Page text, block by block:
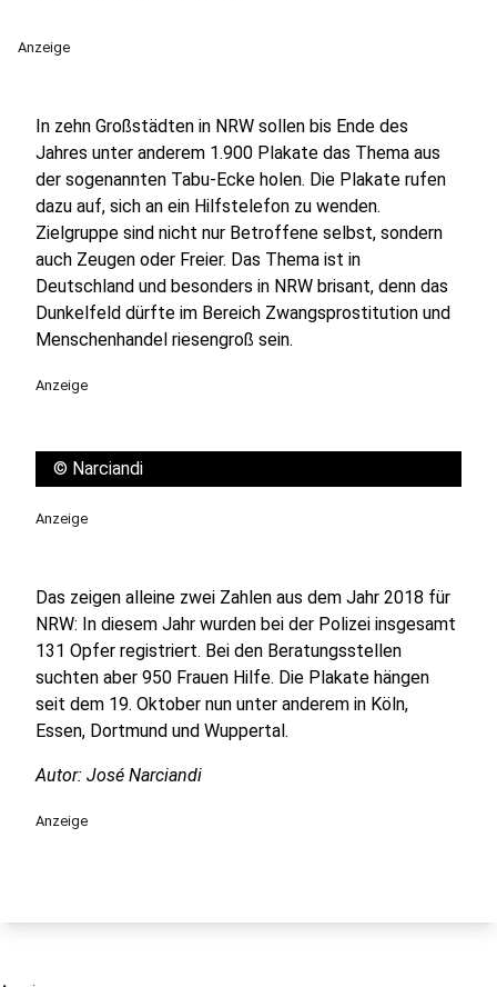
Anzeige
In zehn Großstädten in NRW sollen bis Ende des
Jahres unter anderem 1.900 Plakate das Thema aus
der sogenannten Tabu-Ecke holen. Die Plakate rufen
dazu auf, sich an ein Hilfstelefon zu wenden.
Zielgruppe sind nicht nur Betroffene selbst, sondern
auch Zeugen oder Freier. Das Thema ist in
Deutschland und besonders in NRW brisant, denn das
Dunkelfeld dürfte im Bereich Zwangsprostitution und
Menschenhandel riesengroß sein.
Anzeige
© Narciandi
Anzeige
Das zeigen alleine zwei Zahlen aus dem Jahr 2018 für
NRW: In diesem Jahr wurden bei der Polizei insgesamt
131 Opfer registriert. Bei den Beratungsstellen
suchten aber 950 Frauen Hilfe. Die Plakate hängen
seit dem 19. Oktober nun unter anderem in Köln,
Essen, Dortmund und Wuppertal.
Autor: José Narciandi
Anzeige